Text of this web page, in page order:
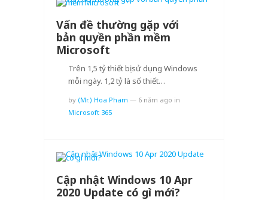
Vấn đề thường gặp với
bản quyền phần mềm
Microsoft
Trên 1,5 tỷ thiết bị sử dụng Windows
mỗi ngày. 1,2 tỷ là số thiết…
by (Mr.) Hoa Pham — 6 năm ago in
Microsoft 365
Cập nhật Windows 10 Apr
2020 Update có gì mới?